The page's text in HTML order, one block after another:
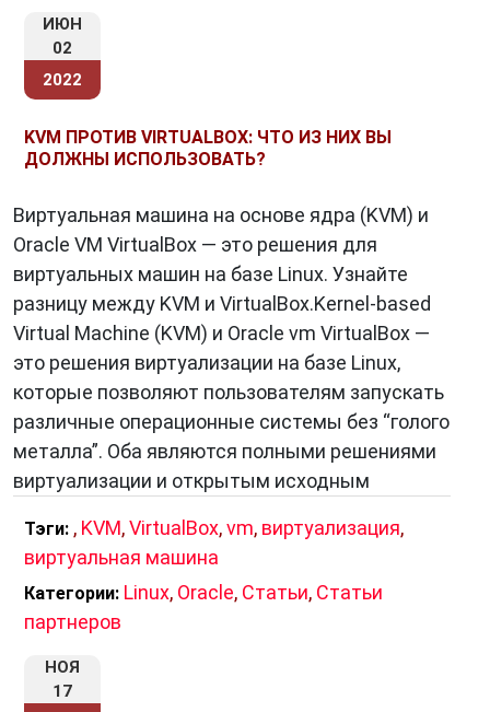
ИЮН
02
2022
KVM ПРОТИВ VIRTUALBOX: ЧТО ИЗ НИХ ВЫ
ДОЛЖНЫ ИСПОЛЬЗОВАТЬ?
Виртуальная машина на основе ядра (KVM) и
Oracle VM VirtualBox — это решения для
виртуальных машин на базе Linux. Узнайте
разницу между KVM и VirtualBox.Kernel-based
Virtual Machine (KVM) и Oracle vm VirtualBox —
это решения виртуализации на базе Linux,
которые позволяют пользователям запускать
различные операционные системы без “голого
металла”. Оба являются полными решениями
виртуализации и открытым исходным
Тэги: , KVM,VirtualBox,vm, виртуализация,
виртуальная машина
Категории: Linux, Oracle, Статьи, Статьи
партнеров
НОЯ
17